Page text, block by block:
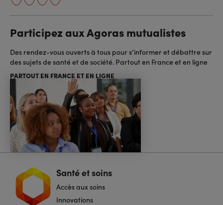
Participez aux Agoras mutualistes
Des rendez-vous ouverts à tous pour s’informer et débattre sur
des sujets de santé et de société. Partout en France et en ligne
PARTOUT EN FRANCE ET EN LIGNE
Navigation
pied
de
page
Santé et soins
Accès aux soins
Innovations